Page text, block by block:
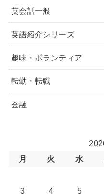
英会話一般
英語紹介シリーズ
趣味・ボランティア
転勤・転職
金融
月
火 水
3
4 5